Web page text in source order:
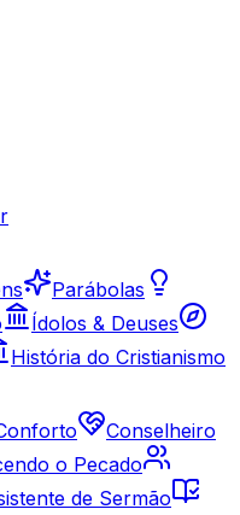
Parábolas
Ídolos & Deuses
História do Cristianismo
Conselheiro
o Pecado
de Sermão